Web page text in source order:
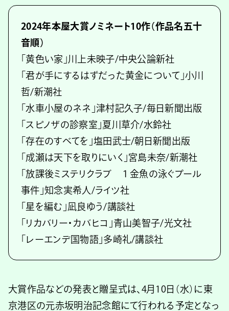
2024年本屋大賞ノミネート10作（作品名五十
音順）
「黄色い家」川上未映子/中央公論新社
「君が手にするはずだった黄金について」小川
哲/新潮社
「水車小屋のネネ」津村記久子/毎日新聞出版
「スピノザの診察室」夏川草介/水鈴社
「存在のすべてを」塩田武士/朝日新聞出版
「成瀬は天下を取りにいく」宮島未奈/新潮社
「放課後ミステリクラブ １金魚の泳ぐプール
事件」知念実希人/ライツ社
「星を編む」凪良ゆう/講談社
「リカバリー・カバヒコ」青山美智子/光文社
「レーエンデ国物語」多崎礼/講談社
大賞作品などの発表と贈呈式は、4月10日（水）に東
京港区の元赤坂明治記念館にて行われる予定となっ